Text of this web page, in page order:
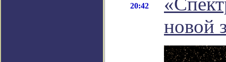
20:42
новой